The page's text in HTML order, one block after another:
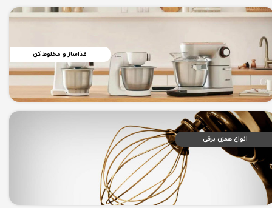
غذاساز و مخلوط کن
انواع همزن برقی